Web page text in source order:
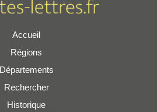
Accueil
Régions
Départements
Rechercher
Historique